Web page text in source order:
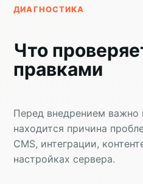
ДИАГНОСТИКА
Что
правками
Перед внедрением важно
находится причина
CMS, интеграции,
настройках сервера.